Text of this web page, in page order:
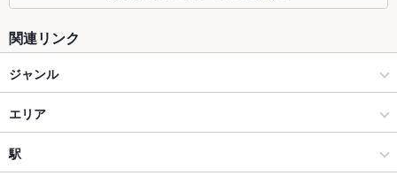
ソファー なし
テラス席
貸切
設備
Wi-Fi
関連リンク
ジャンル
居酒屋
和風
エリア
白山市
駅